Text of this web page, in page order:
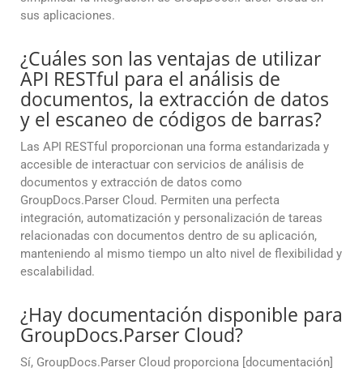
sus aplicaciones.
¿Cuáles son las ventajas de utilizar
API RESTful para el análisis de
documentos, la extracción de datos
y el escaneo de códigos de barras?
Las API RESTful proporcionan una forma estandarizada y
accesible de interactuar con servicios de análisis de
documentos y extracción de datos como
GroupDocs.Parser Cloud. Permiten una perfecta
integración, automatización y personalización de tareas
relacionadas con documentos dentro de su aplicación,
manteniendo al mismo tiempo un alto nivel de flexibilidad y
escalabilidad.
¿Hay documentación disponible para
GroupDocs.Parser Cloud?
Sí, GroupDocs.Parser Cloud proporciona [documentación]